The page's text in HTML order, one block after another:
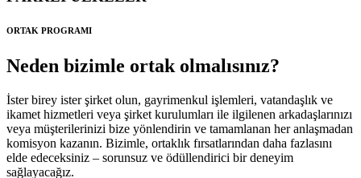
ORTAK PROGRAMI
Neden bizimle ortak olmalısınız?
İster birey ister şirket olun, gayrimenkul işlemleri, vatandaşlık ve
ikamet hizmetleri veya şirket kurulumları ile ilgilenen arkadaşlarınızı
veya müşterilerinizi bize yönlendirin ve tamamlanan her anlaşmadan
komisyon kazanın. Bizimle, ortaklık fırsatlarından daha fazlasını
elde edeceksiniz – sorunsuz ve ödüllendirici bir deneyim
sağlayacağız.